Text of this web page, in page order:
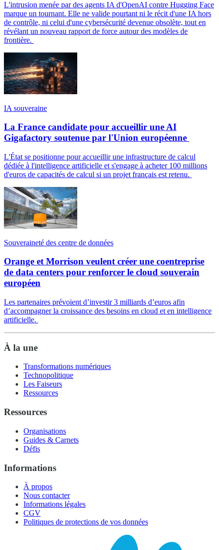
L'intrusion menée par des agents IA d'OpenAI contre Hugging Face
marque un tournant. Elle ne valide pourtant ni le récit d'une IA hors
de contrôle, ni celui d'une cybersécurité devenue obsolète, tout en
révélant un nouveau rapport de force autour des modèles de
frontière.
IA souveraine
La France candidate pour accueillir une AI
Gigafactory soutenue par l'Union européenne
L'État se positionne pour accueillir une infrastructure de calcul
dédiée à l'intelligence artificielle et s'engage à acheter 100 millions
d'euros de capacités de calcul si un projet français est retenu.
Souveraineté des centre de données
Orange et Morrison veulent créer une coentreprise
de data centers pour renforcer le cloud souverain
européen
Les partenaires prévoient d’investir 3 milliards d’euros afin
d’accompagner la croissance des besoins en cloud et en intelligence
artificielle.
À la une
Transformations numériques
Technopolitique
Les Faiseurs
Ressources
Ressources
Organisations
Guides & Carnets
Défis
Informations
À propos
Nous contacter
Informations légales
CGV
Politiques de protections de vos données